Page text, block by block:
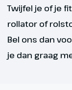
Twijfel je of je
rollator of
Bel ons dan
je dan graag